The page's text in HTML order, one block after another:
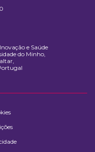
e Saúde
do Minho,